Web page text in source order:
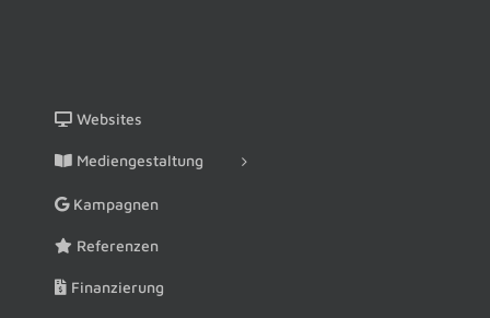
Websites
Mediengestaltung
Kampagnen
Referenzen
Finanzierung